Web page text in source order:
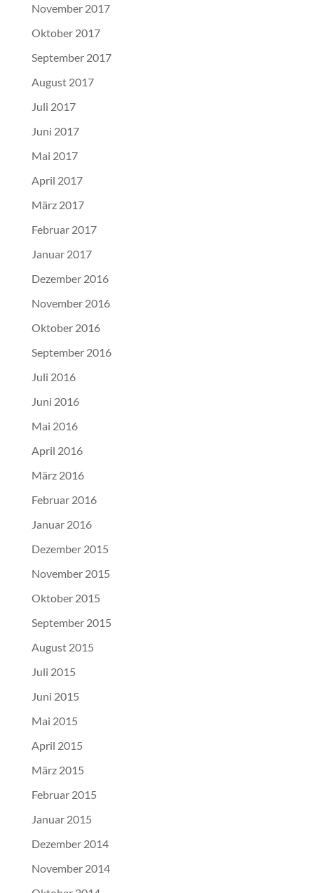
November 2017
Oktober 2017
September 2017
August 2017
Juli 2017
Juni 2017
Mai 2017
April 2017
März 2017
Februar 2017
Januar 2017
Dezember 2016
November 2016
Oktober 2016
September 2016
Juli 2016
Juni 2016
Mai 2016
April 2016
März 2016
Februar 2016
Januar 2016
Dezember 2015
November 2015
Oktober 2015
September 2015
August 2015
Juli 2015
Juni 2015
Mai 2015
April 2015
März 2015
Februar 2015
Januar 2015
Dezember 2014
November 2014